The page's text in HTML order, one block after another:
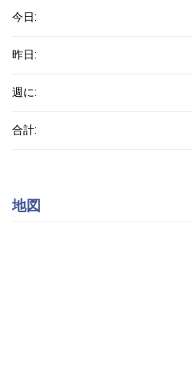
今日:
昨日:
週に:
合計:
地図